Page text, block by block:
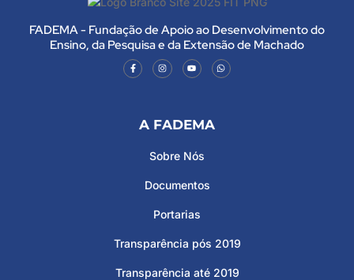
FADEMA - Fundação de Apoio ao Desenvolvimento do
Ensino, da Pesquisa e da Extensão de Machado
A FADEMA
Sobre Nós
Documentos
Portarias
Transparência pós 2019
Transparência até 2019